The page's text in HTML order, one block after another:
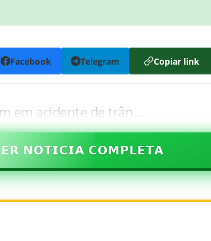
Facebook Telegram Copiar link
em acidente de trân…
𝗡𝗢𝗧𝗜𝗖𝗜𝗔 𝗖𝗢𝗠𝗣𝗟𝗘𝗧𝗔